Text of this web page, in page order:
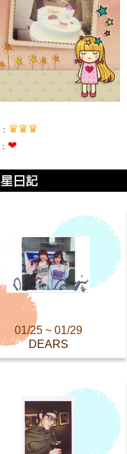
♛♛♛
❤
01/25 ~ 01/29
DEARS